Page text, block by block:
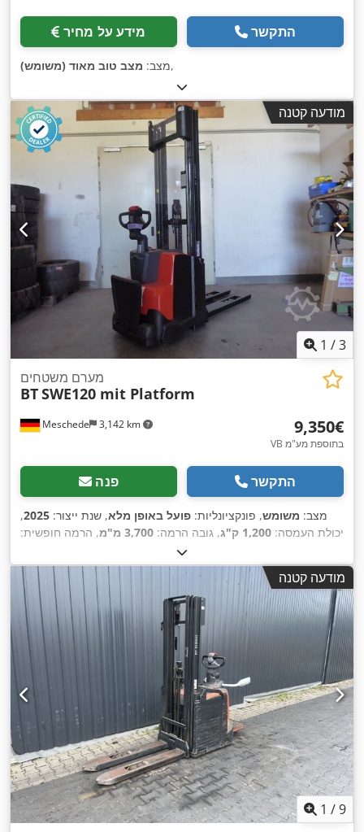
מידע על מחיר התקשר
מצב: מצב טוב מאוד (משומש) ,
מודעה קטנה
1 /3
Meschede 3,142 km
מערם משטחים
BTSWE120 mit Platform
‏9,350 ‏€
VB בתוספת מע"מ
פנה התקשר
מצב: משומש, פונקציונליות: פועל באופן מלא, שנת ייצור: 2025
,
יכולת העמסה: 1,200 ק"ג , גובה הרמה: 3,700 מ"מ
, הרמה חופשית:
1,830 מ"מ
מודעה קטנה
1 /9